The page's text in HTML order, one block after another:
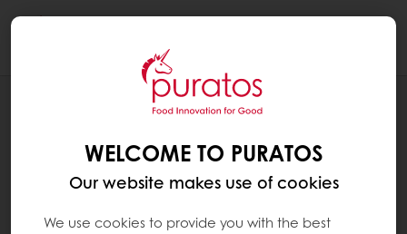
WELCOME TO PURATOS
Our website makes use of cookies
We use cookies to provide you with the best